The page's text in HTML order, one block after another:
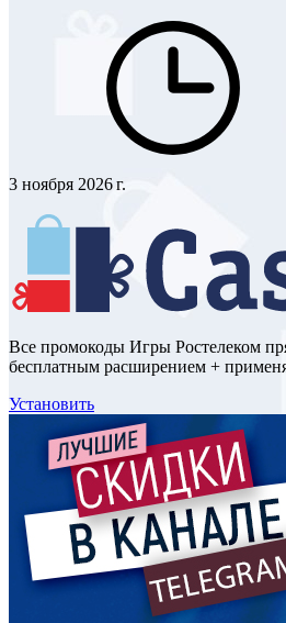
3 ноября 2026 г.
Все промокоды Игры Ростелеком
бесплатным расширением +
Установить